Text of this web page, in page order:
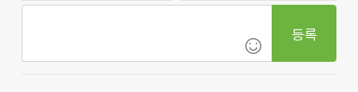
등록